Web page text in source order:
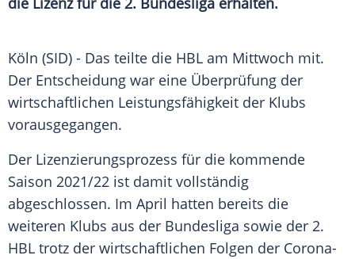
Köln (SID) - Das teilte die HBL am Mittwoch mit.
Der Entscheidung war eine Überprüfung der
wirtschaftlichen Leistungsfähigkeit der Klubs
vorausgegangen.
Der Lizenzierungsprozess für die kommende
Saison 2021/22 ist damit vollständig
abgeschlossen. Im April hatten bereits die
weiteren Klubs aus der Bundesliga sowie der 2.
HBL trotz der wirtschaftlichen Folgen der Corona-